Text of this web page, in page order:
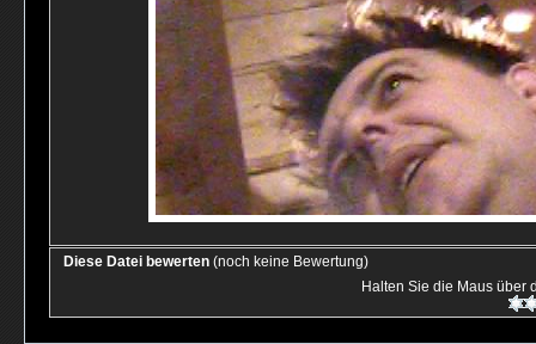
Diese Datei bewerten (noch keine Bewertung)
Halten Sie die Maus über